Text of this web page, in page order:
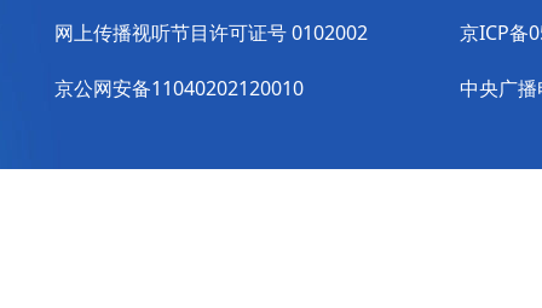
网上传播视听节目许可证号 0102002
京公网安备11040202120010
京ICP备
中央广